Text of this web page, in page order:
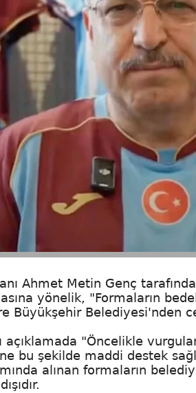
Ahmet Metin Genç
yönelik, "Formaların
Büyükşehir Belediyesi'nden
açıklamada "Öncelikle
bu şekilde maddi destek
alınan formaların